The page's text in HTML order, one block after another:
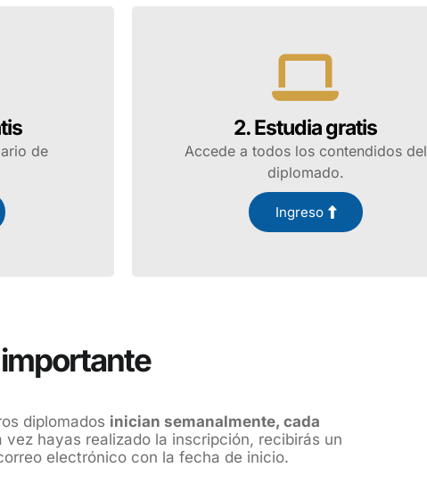
de
2. Estudia gratis
Accede a todos los contendidos del
diplomado.
Ingreso
diplomados inician semanalmente, cada
vez hayas realizado la inscripción, recibirás un
electrónico con la fecha de inicio.